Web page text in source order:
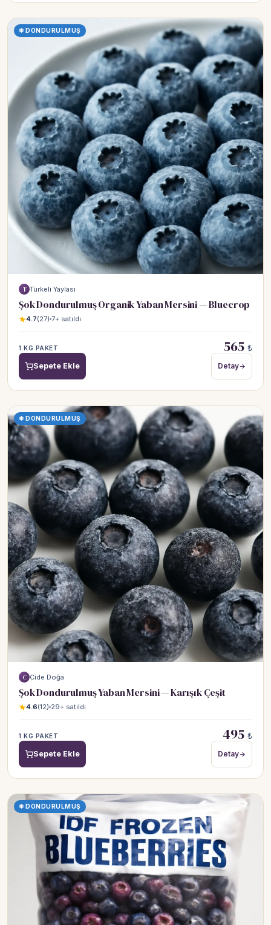
❄ DONDURULMUŞ
T Türkeli Yaylası
Şok Dondurulmuş Organik Yaban Mersini — Bluecrop
4.7(27) 7+ satıldı
1 KG PAKET 565 ₺
Sepete Ekle Detay
❄ DONDURULMUŞ
C Cide Doğa
Şok Dondurulmuş Yaban Mersini — Karışık Çeşit
4.6(12) 29+ satıldı
1 KG PAKET 495 ₺
Sepete Ekle Detay
❄ DONDURULMUŞ